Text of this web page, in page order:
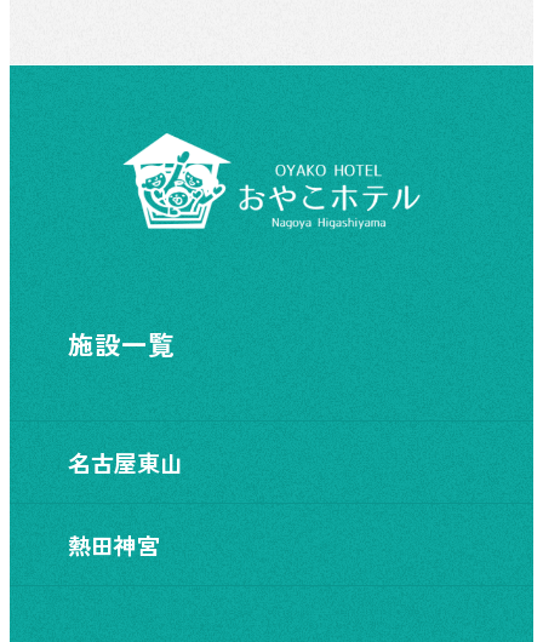
施設一覧
名古屋東山
熱田神宮